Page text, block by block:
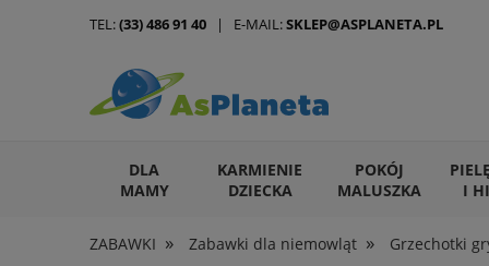
DLA
MAMY
KARMIENIE
DZIECKA
POKÓJ
MALUSZKA
I
ARTYKUŁY DLA ZWIERZĄT
ZABAWKI » Zabawki dla niemowląt » Grzechotki
TEL:(33) 486 91 40 | E-MAIL:SKLEP@ASPLANETA.PL